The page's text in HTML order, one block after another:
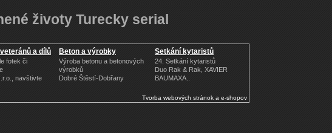
životy Turecky serial
a dílů
fotek či
navštivte
Beton a výrobky
Výroba betonu a betonových
výrobků
Dobré Štěstí-Dobřany
Setkání kytaristů
24. Setkání kytaristů
Duo Rak & Rak, XAVIER
BAUMAXA..
Tvorba webových stránok a e-shopov